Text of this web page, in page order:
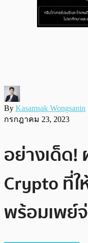
By Kasamsak Wongsanin
กรกฎาคม 23, 2023
อย่างเด็ด!
Crypto ที่
พร้อมเพย์